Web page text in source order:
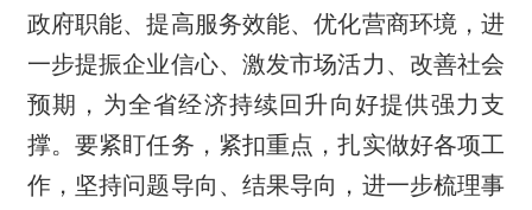
政府职能、提高服务效能、优化营商环境，进
一步提振企业信心、激发市场活力、改善社会
预期，为全省经济持续回升向好提供强力支
撑。要紧盯任务，紧扣重点，扎实做好各项工
作，坚持问题导向、结果导向，进一步梳理事